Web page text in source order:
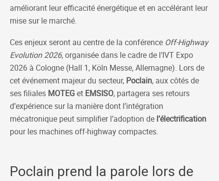
améliorant leur efficacité énergétique et en accélérant leur
mise sur le marché.
Ces enjeux seront au centre de la conférence Off-Highway
Evolution 2026, organisée dans le cadre de l’IVT Expo
2026 à Cologne (Hall 1, Köln Messe, Allemagne). Lors de
cet événement majeur du secteur, Poclain, aux côtés de
ses filiales MOTEGet EMSISO, partagera ses retours
d’expérience sur la manière dont l’intégration
mécatronique peut simplifier l’adoption de l’électrification
pour les machines off-highway compactes.
Poclain prend la parole lors de